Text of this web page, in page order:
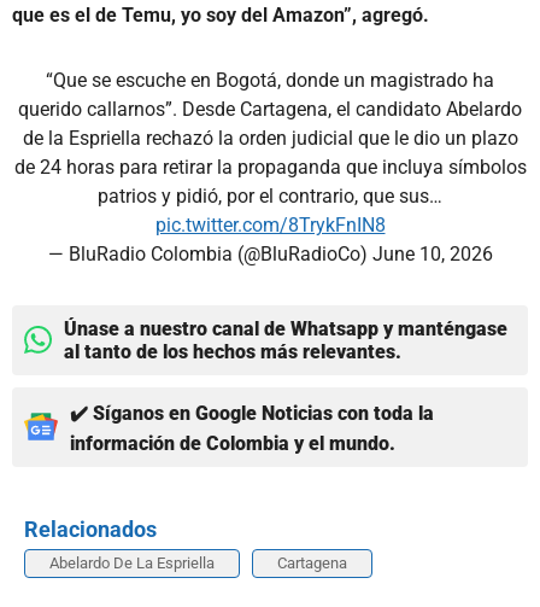
que es el de Temu, yo soy del Amazon”, agregó.
“Que se escuche en Bogotá, donde un magistrado ha
querido callarnos”. Desde Cartagena, el candidato Abelardo
de la Espriella rechazó la orden judicial que le dio un plazo
de 24 horas para retirar la propaganda que incluya símbolos
patrios y pidió, por el contrario, que sus…
pic.twitter.com/8TrykFnIN8
— BluRadio Colombia (@BluRadioCo) June 10, 2026
Únase a nuestro canal de Whatsapp y manténgase
al tanto de los hechos más relevantes.
✔️ Síganos en Google Noticias con toda la
información de Colombia y el mundo.
Relacionados
Abelardo De La Espriella Cartagena